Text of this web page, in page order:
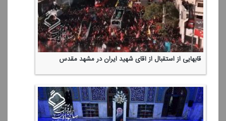
قابهایی از استقبال از آقای شهید ایران در مشهد مقدس